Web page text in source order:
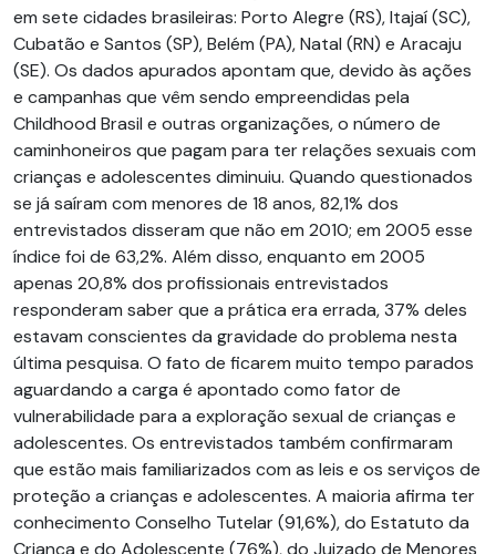
em sete cidades brasileiras: Porto Alegre (RS), Itajaí (SC),
Cubatão e Santos (SP), Belém (PA), Natal (RN) e Ara­caju
(SE). Os dados apurados apontam que, devido às ações
e campanhas que vêm sendo empreendidas pela
Childhood Brasil e outras organizações, o número de
caminhoneiros que pagam para ter relações sexuais com
crianças e adolescentes diminuiu. Quando questionados
se já saíram com menores de 18 anos, 82,1% dos
entrevistados disseram que não em 2010; em 2005 esse
índice foi de 63,2%. Além disso, enquanto em 2005
apenas 20,8% dos profissionais entrevistados
responderam saber que a prática era errada, 37% deles
estavam conscientes da gravidade do problema nesta
última pesquisa. O fato de ficarem muito tempo parados
aguardando a carga é apontado como fator de
vulnerabilidade para a exploração sexual de crianças e
adolescentes. Os entrevistados também confirmaram
que estão mais familiarizados com as leis e os serviços de
proteção a crianças e adolescentes. A maioria afirma ter
conhecimento Conselho Tutelar (91,6%), do Estatuto da
Crian­ça e do Adolescente (76%), do Juizado de Menores